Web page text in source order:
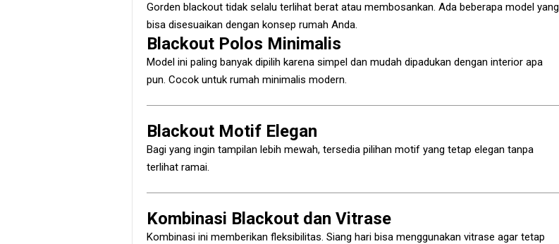
Gorden blackout tidak selalu terlihat berat atau membosankan. Ada beberapa model yang
bisa disesuaikan dengan konsep rumah Anda.
Blackout Polos Minimalis
Model ini paling banyak dipilih karena simpel dan mudah dipadukan dengan interior apa
pun. Cocok untuk rumah minimalis modern.
Blackout Motif Elegan
Bagi yang ingin tampilan lebih mewah, tersedia pilihan motif yang tetap elegan tanpa
terlihat ramai.
Kombinasi Blackout dan Vitrase
Kombinasi ini memberikan fleksibilitas. Siang hari bisa menggunakan vitrase agar tetap